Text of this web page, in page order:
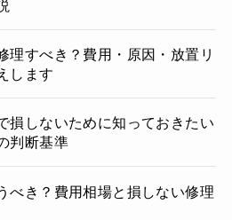
理すべき？費用・原因・放置リ
します
損しないために知っておきたい
判断基準
べき？費用相場と損しない修理